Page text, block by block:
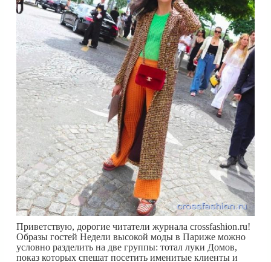
Приветствую, дорогие читатели журнала crossfashion.ru!
Образы гостей Недели высокой моды в Париже можно
условно разделить на две группы: тотал луки Домов,
показ которых спешат посетить именитые клиенты и